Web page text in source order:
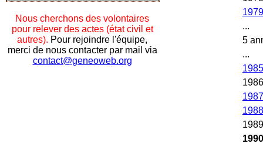
Nous cherchons des volontaires
pour relever des actes (état civil et
autres). Pour rejoindre l'équipe,
merci de nous contacter par mail via
contact@geneoweb.org
1979
...
5
...
1985
1986
1987
1988
1989
1990